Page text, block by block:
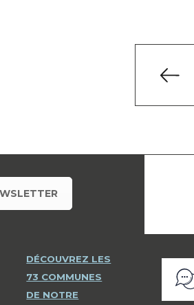
DÉCOUVREZ LES
73 COMMUNES
DE NOTRE